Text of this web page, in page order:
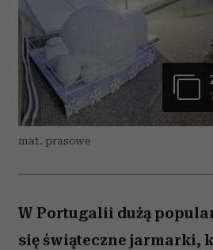
mat. prasowe
W Portugalii dużą
się świąteczne jarmarki,